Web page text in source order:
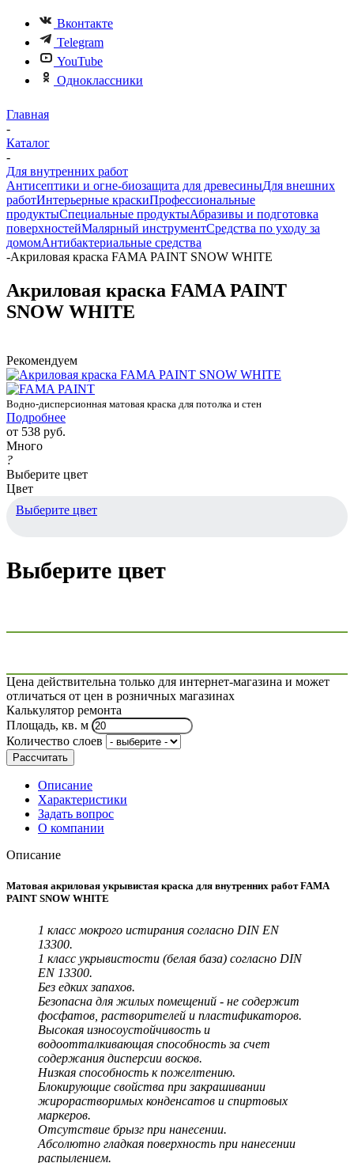
Вконтакте
Telegram
YouTube
Одноклассники
Главная
-
Каталог
-
Для внутренних работ
Антисептики и огне-биозащита для древесиныДля внешних
работИнтерьерные краскиПрофессиональные
продуктыСпециальные продуктыАбразивы и подготовка
поверхностейМалярный инструментСредства по уходу за
домомАнтибактериальные средства
-Акриловая краска FAMA PAINT SNOW WHITE
Акриловая краска FAMA PAINT
SNOW WHITE
Рекомендуем
Водно-дисперсионная матовая краска для потолка и стен
Подробнее
от 538 руб.
Много
?
Выберите цвет
Цвет
Выберите цвет
Выберите цвет
Цена действительна только для интернет-магазина и может
отличаться от цен в розничных магазинах
Калькулятор ремонта
Площадь, кв. м
Количество слоев
Рассчитать
Описание
Характеристики
Задать вопрос
О компании
Описание
Матовая акриловая укрывистая краска для внутренних работ FAMA
PAINT SNOW WHITE
1 класс мокрого истирания согласно DIN EN
13300.
1 класс укрывистости (белая база) согласно DIN
EN 13300.
Без едких запахов.
Безопасна для жилых помещений - не содержит
фосфатов, растворителей и пластификаторов.
Высокая износоустойчивость и
водоотталкивающая способность за счет
содержания дисперсии восков.
Низкая способность к пожелтению.
Блокирующие свойства при закрашивании
жирорастворимых конденсатов и спиртовых
маркеров.
Отсутствие брызг при нанесении.
Абсолютно гладкая поверхность при нанесении
распылением.